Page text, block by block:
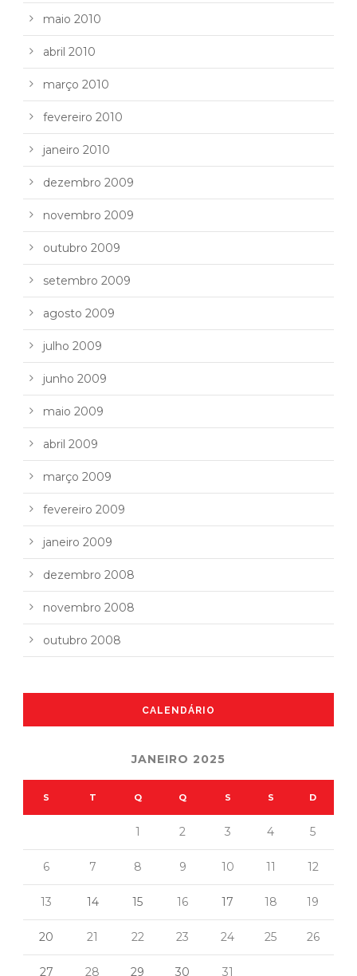
maio 2010
abril 2010
março 2010
fevereiro 2010
janeiro 2010
dezembro 2009
novembro 2009
outubro 2009
setembro 2009
agosto 2009
julho 2009
junho 2009
maio 2009
abril 2009
março 2009
fevereiro 2009
janeiro 2009
dezembro 2008
novembro 2008
outubro 2008
CALENDÁRIO
JANEIRO 2025
S T Q Q S S D
1 2 3 4 5
6 7 8 9 10 11 12
13 14 15 16 17 18 19
20 21 22 23 24 25 26
27 28 29 30 31